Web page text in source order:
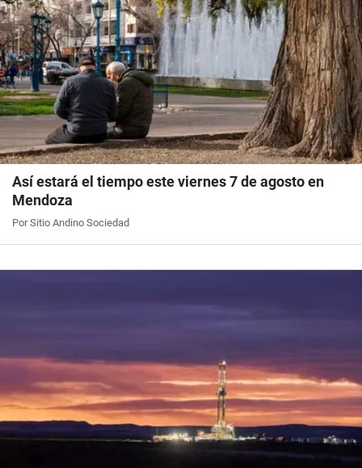
Así estará el tiempo este viernes 7 de agosto en
Mendoza
Por Sitio Andino Sociedad